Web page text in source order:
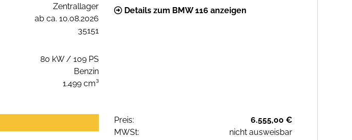
Zentrallager
ab ca. 10.08.2026
35151
80 kW / 109 PS
Benzin
1.499 cm³
Details zum BMW 116 anzeigen
Preis:
6.555,00 €
MWSt:
nicht ausweisbar